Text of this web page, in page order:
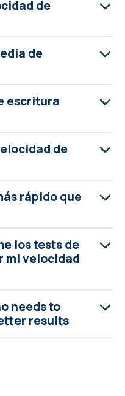
de
de
escritura
de
rápido que
los tests de
mi velocidad
needs to
results